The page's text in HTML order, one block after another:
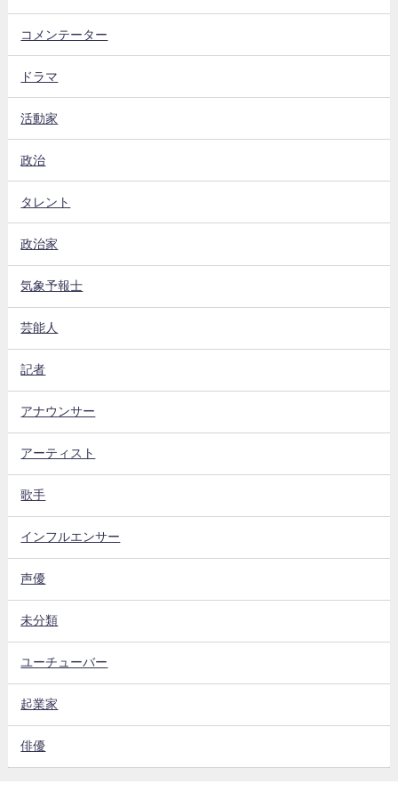
コメンテーター
ドラマ
活動家
政治
タレント
政治家
気象予報士
芸能人
記者
アナウンサー
アーティスト
歌手
インフルエンサー
声優
未分類
ユーチューバー
起業家
俳優